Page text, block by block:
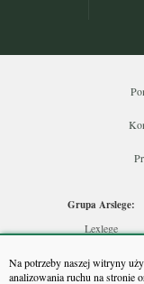
Na potrzeby naszej witryny
analizowania ruchu na stronie
Grupa Arslege:
Lexlege
Skarbowcy